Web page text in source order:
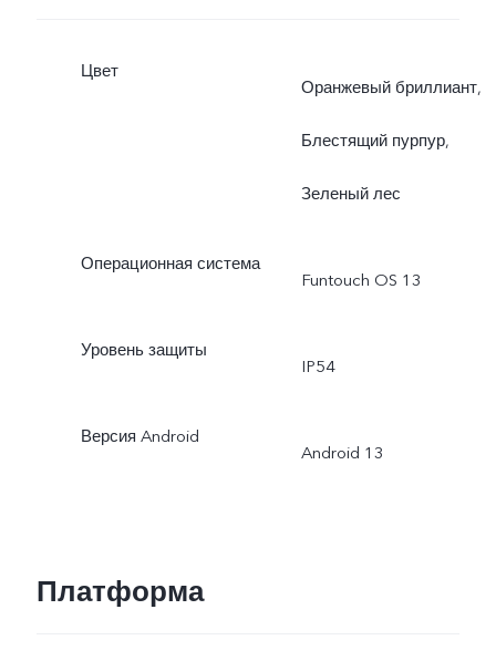
Цвет
Оранжевый бриллиант,
Блестящий пурпур,
Зеленый лес
Операционная система
Funtouch OS 13
Уровень защиты
IP54
Версия Android
Android 13
Платформа